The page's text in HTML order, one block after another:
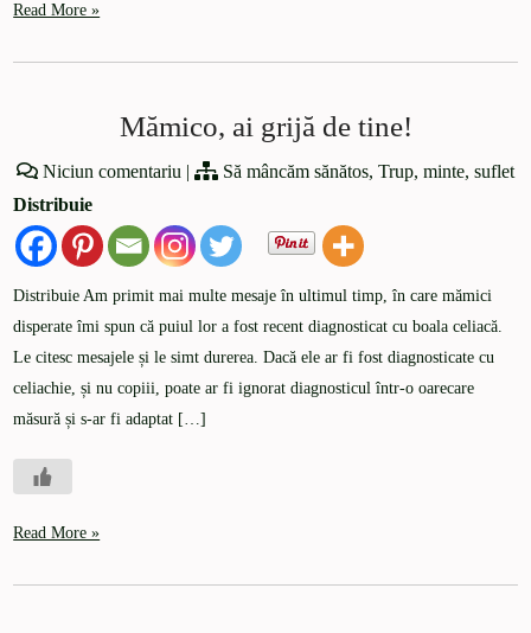
Read More »
Mămico, ai grijă de tine!
Niciun comentariu | Să mâncăm sănătos, Trup, minte, suflet
Distribuie
Distribuie Am primit mai multe mesaje în ultimul timp, în care mămici
disperate îmi spun că puiul lor a fost recent diagnosticat cu boala celiacă.
Le citesc mesajele și le simt durerea. Dacă ele ar fi fost diagnosticate cu
celiachie, și nu copiii, poate ar fi ignorat diagnosticul într-o oarecare
măsură și s-ar fi adaptat […]
Read More »